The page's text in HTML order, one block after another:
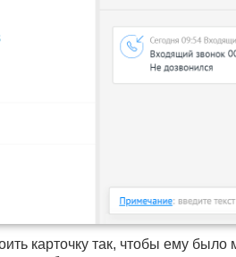
карточку так, чтобы ему